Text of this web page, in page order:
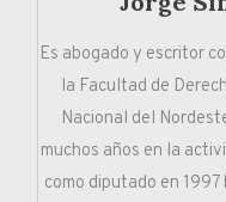
Es abogado y escritor
la Facultad de
Nacional del
muchos años en la
como diputado en